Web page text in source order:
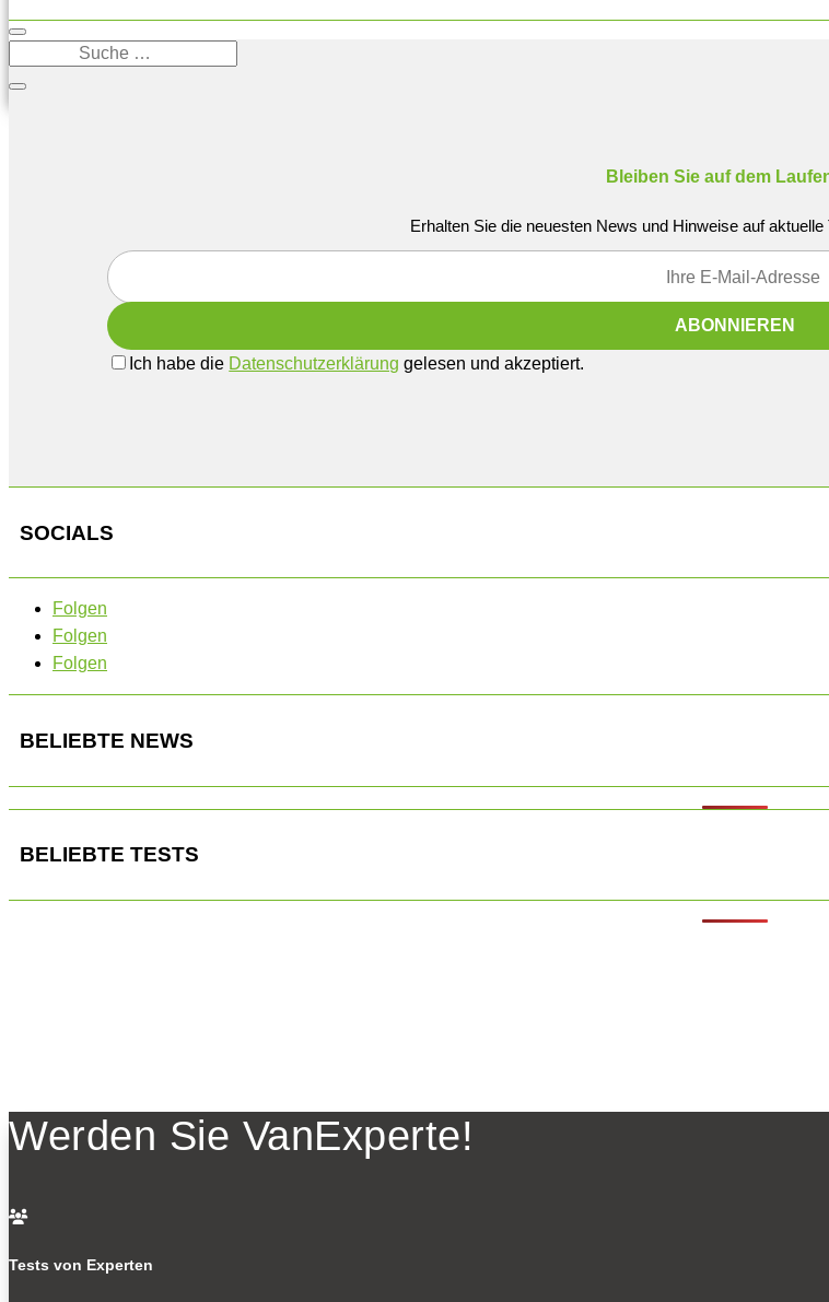
Bleiben Sie auf dem
Erhalten Sie die neuesten News und Hinweise auf
Ich habe die Datenschutzerklärung gelesen und akzeptiert.
SOCIALS
Folgen
Folgen
Folgen
BELIEBTE NEWS
BELIEBTE TESTS
Werden Sie VanExperte!

Tests von Experten